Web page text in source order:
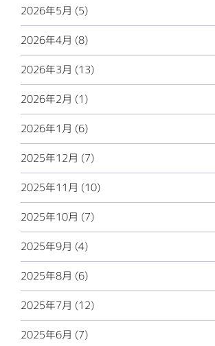
2026年5月 (5)
2026年4月 (8)
2026年3月 (13)
2026年2月 (1)
2026年1月 (6)
2025年12月 (7)
2025年11月 (10)
2025年10月 (7)
2025年9月 (4)
2025年8月 (6)
2025年7月 (12)
2025年6月 (7)